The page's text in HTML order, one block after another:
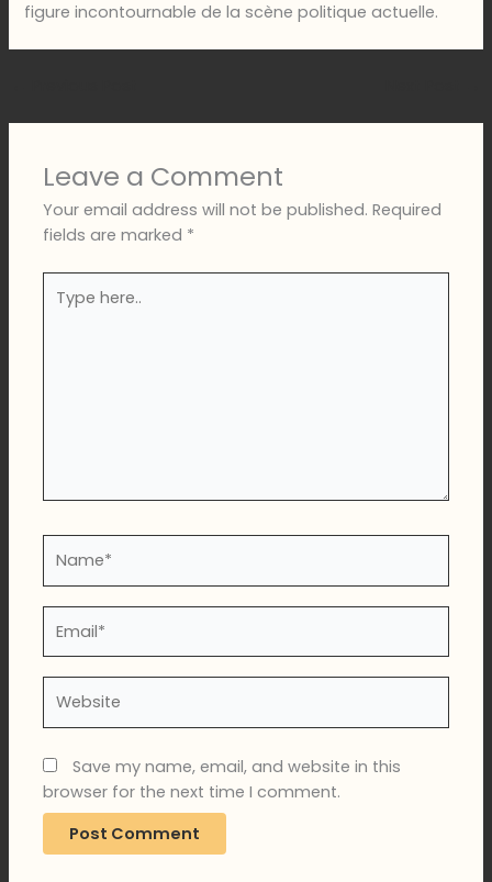
figure incontournable de la scène politique actuelle.
Leave a Comment
Your email address will not be published. Required
fields are marked *
here..
Save my name, email, and website in this
browser for the next time I comment.